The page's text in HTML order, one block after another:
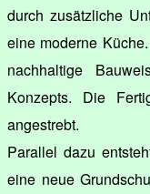
durch zusätzliche
eine moderne
nachhaltige
Konzepts. Die
angestrebt.
Parallel dazu
eine neue